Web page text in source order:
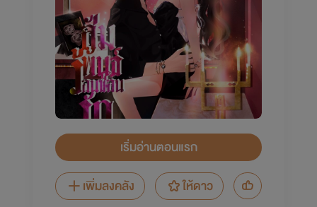
เริ่มอ่านตอนแรก
เพิ่มลงคลัง
ให้ดาว